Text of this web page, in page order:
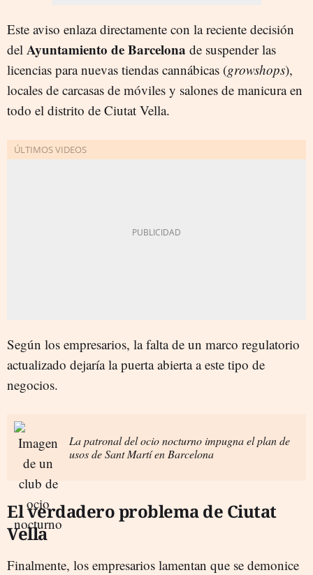
Este aviso enlaza directamente con la reciente decisión
del Ayuntamiento de Barcelona de suspender las
licencias para nuevas tiendas cannábicas (growshops),
locales de carcasas de móviles y salones de manicura en
todo el distrito de Ciutat Vella.
Según los empresarios, la falta de un marco regulatorio
actualizado dejaría la puerta abierta a este tipo de
negocios.
La patronal del ocio nocturno impugna el plan de
usos de Sant Martí en Barcelona
El verdadero problema de Ciutat
Vella
Finalmente, los empresarios lamentan que se demonice